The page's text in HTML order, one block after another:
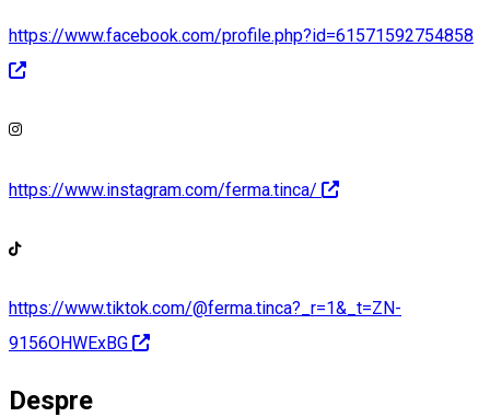
https://www.facebook.com/profile.php?id=61571592754858
https://www.instagram.com/ferma.tinca/
https://www.tiktok.com/@ferma.tinca?_r=1&_t=ZN-
9156OHWExBG
Despre